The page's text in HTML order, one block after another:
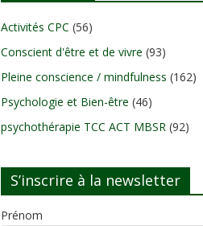
Activités CPC (56)
Conscient d'être et de vivre (93)
Pleine conscience / mindfulness (162)
Psychologie et Bien-être (46)
psychothérapie TCC ACT MBSR (92)
S’inscrire à la newsletter
Prénom